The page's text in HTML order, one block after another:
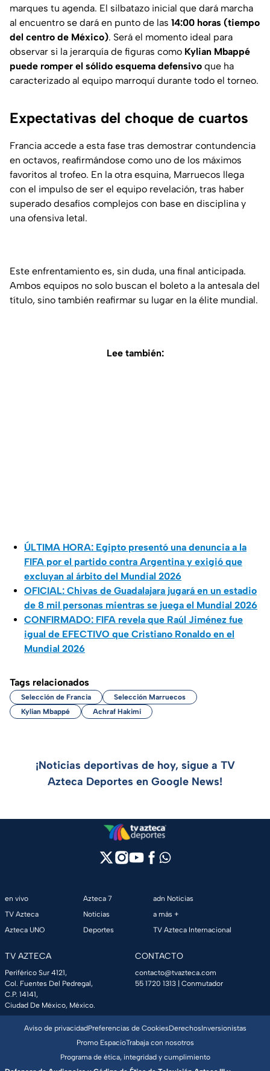
marques tu agenda. El silbatazo inicial que dará marcha
al encuentro se dará en punto de las 14:00 horas (tiempo
del centro de México). Será el momento ideal para
observar si la jerarquía de figuras como Kylian Mbappé
puede romper el sólido esquema defensivo que ha
caracterizado al equipo marroquí durante todo el torneo.
Expectativas del choque de cuartos
Francia accede a esta fase tras demostrar contundencia
en octavos, reafirmándose como uno de los máximos
favoritos al trofeo. En la otra esquina, Marruecos llega
con el impulso de ser el equipo revelación, tras haber
superado desafíos complejos con base en disciplina y
una ofensiva letal.
Este enfrentamiento es, sin duda, una final anticipada.
Ambos equipos no solo buscan el boleto a la antesala del
título, sino también reafirmar su lugar en la élite mundial.
Lee también:
ÚLTIMA HORA: Egipto presentó una denuncia a la
FIFA por el partido contra Argentina y exigió que
excluyan al árbito del Mundial 2026
OFICIAL: Chivas de Guadalajara jugará en un estadio
de 8 mil personas mientras se juega el Mundial 2026
CONFIRMADO: FIFA revela que Raúl Jiménez fue
igual de EFECTIVO que Cristiano Ronaldo en el
Mundial 2026
Tags relacionados
Selección de Francia
Selección Marruecos
Kylian Mbappé
Achraf Hakimi
¡Noticias deportivas de hoy, sigue a TV
Azteca Deportes en Google News!
en vivo
TV Azteca
Azteca UNO
Azteca 7
Noticias
Deportes
adn Noticias
a más +
TV Azteca Internacional
TV AZTECA
Periférico Sur 4121,
Col. Fuentes Del Pedregal,
C.P. 14141,
Ciudad De México, México.
CONTACTO
contacto@tvazteca.com
55 1720 1313 | Conmutador
Aviso de privacidadPreferencias de CookiesDerechosInversionistas
Promo EspacioTrabaja con nosotros
Programa de ética, integridad y cumplimiento